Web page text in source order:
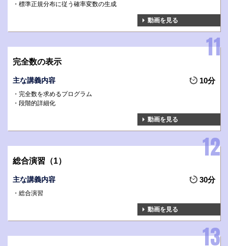
標準正規分布に従う確率変数の生成
動画を見る
完全数の表示
主な講義内容 10分
完全数を求めるプログラム
段階的詳細化
動画を見る
総合演習（1）
主な講義内容 30分
総合演習
動画を見る